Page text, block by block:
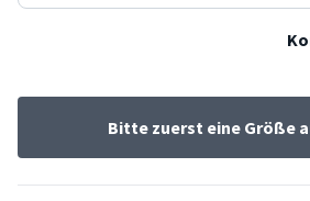
Bitte zuerst eine Größe